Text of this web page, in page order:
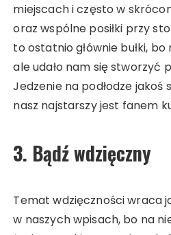
miejscach i często w
oraz wspólne posiłki przy
to ostatnio głównie bułki,
ale udało nam się stworzyć
Jedzenie na podłodze jakoś
nasz najstarszy jest fanem
3. Bądź wdzięczny
Temat wdzięczności wraca
w naszych wpisach, bo na